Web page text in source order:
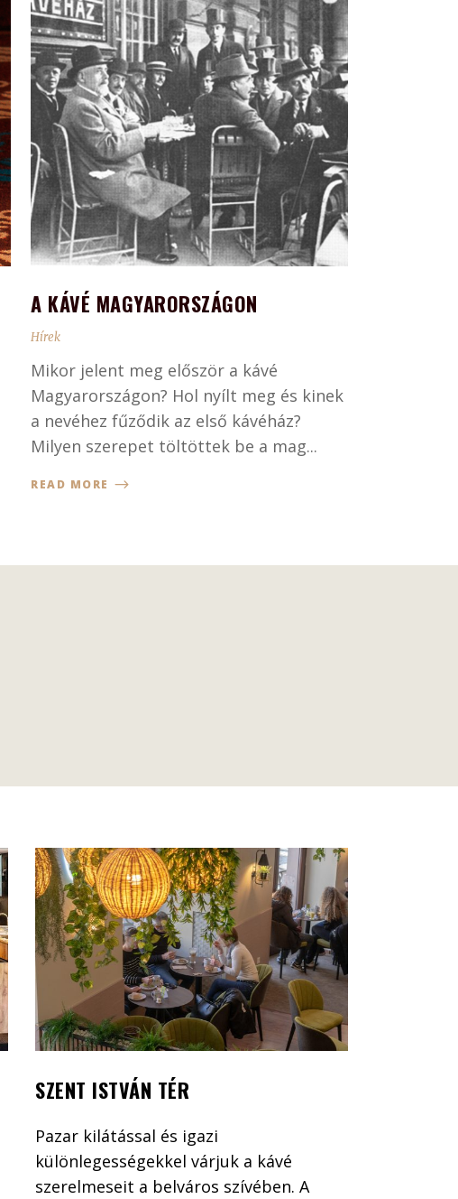
A KÁVÉ MAGYARORSZÁGON
Hírek
Mikor jelent meg először a kávé
Magyarországon? Hol nyílt meg és kinek
a nevéhez fűződik az első kávéház?
Milyen szerepet töltöttek be a mag...
READ MORE
SZENT ISTVÁN TÉR
Pazar kilátással és igazi
különlegességekkel várjuk a kávé
szerelmeseit a belváros szívében. A